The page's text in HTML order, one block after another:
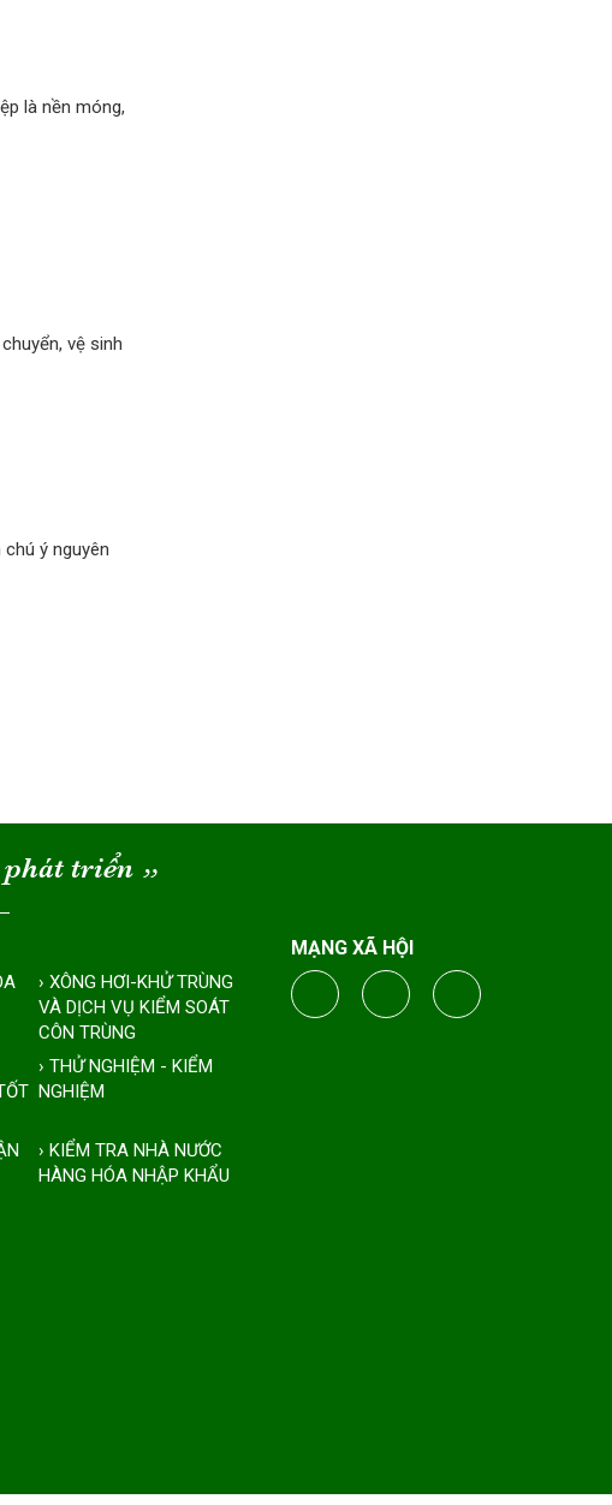
là nền móng,
vệ sinh
ý nguyên
phát triển “
› KIỂM TRA NHÀ NƯỚC
HÀNG HÓA NHẬP KHẨU
› THỬ NGHIỆM - KIỂM
NGHIỆM
› XÔNG HƠI-KHỬ TRÙNG
VÀ DỊCH VỤ KIỂM SOÁT
CÔN TRÙNG
MẠNG XÃ HỘI